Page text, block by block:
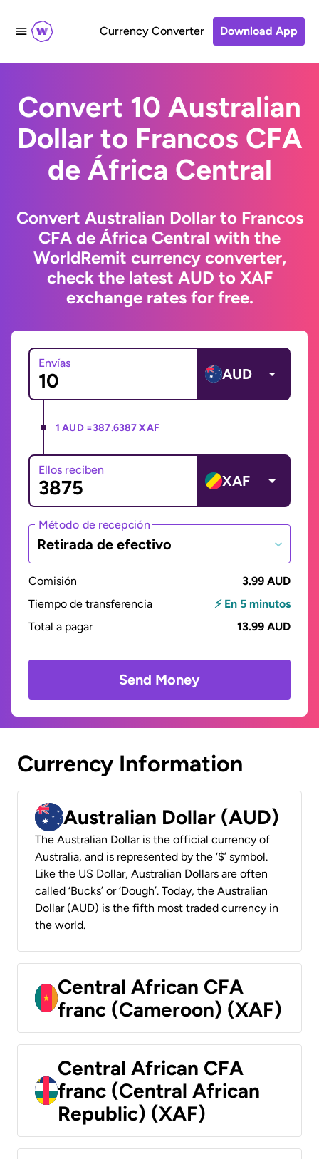
Currency Converter Download App
Convert 10 Australian
Dollar to Francos CFA
de África Central
Convert Australian Dollar to Francos
CFA de África Central with the
WorldRemit currency converter,
check the latest AUD to XAF
exchange rates for free.
Envías
AUD
1 AUD =387.6387 XAF
Ellos reciben
XAF
Método de recepción
Retirada de efectivo
Comisión
3.99 AUD
Tiempo de transferencia
⚡ En 5 minutos
Total a pagar
13.99 AUD
Send Money
Currency Information
Australian Dollar (AUD)
The Australian Dollar is the official currency of
Australia, and is represented by the ‘$’ symbol.
Like the US Dollar, Australian Dollars are often
called ‘Bucks’ or ‘Dough’. Today, the Australian
Dollar (AUD) is the fifth most traded currency in
the world.
Central African CFA
franc (Cameroon) (XAF)
Central African CFA
franc (Central African
Republic) (XAF)